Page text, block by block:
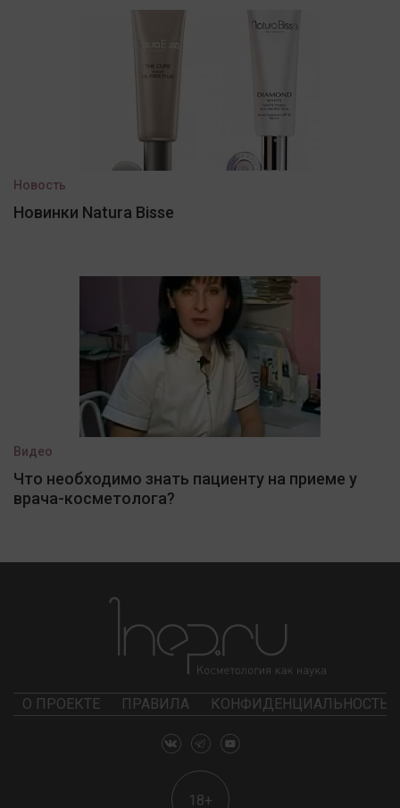
Новость
Новинки Natura Bisse
Видео
Что необходимо знать пациенту на приеме у
врача-косметолога?
О ПРОЕКТЕ ПРАВИЛА КОНФИДЕНЦИАЛЬНОСТЬ
18+